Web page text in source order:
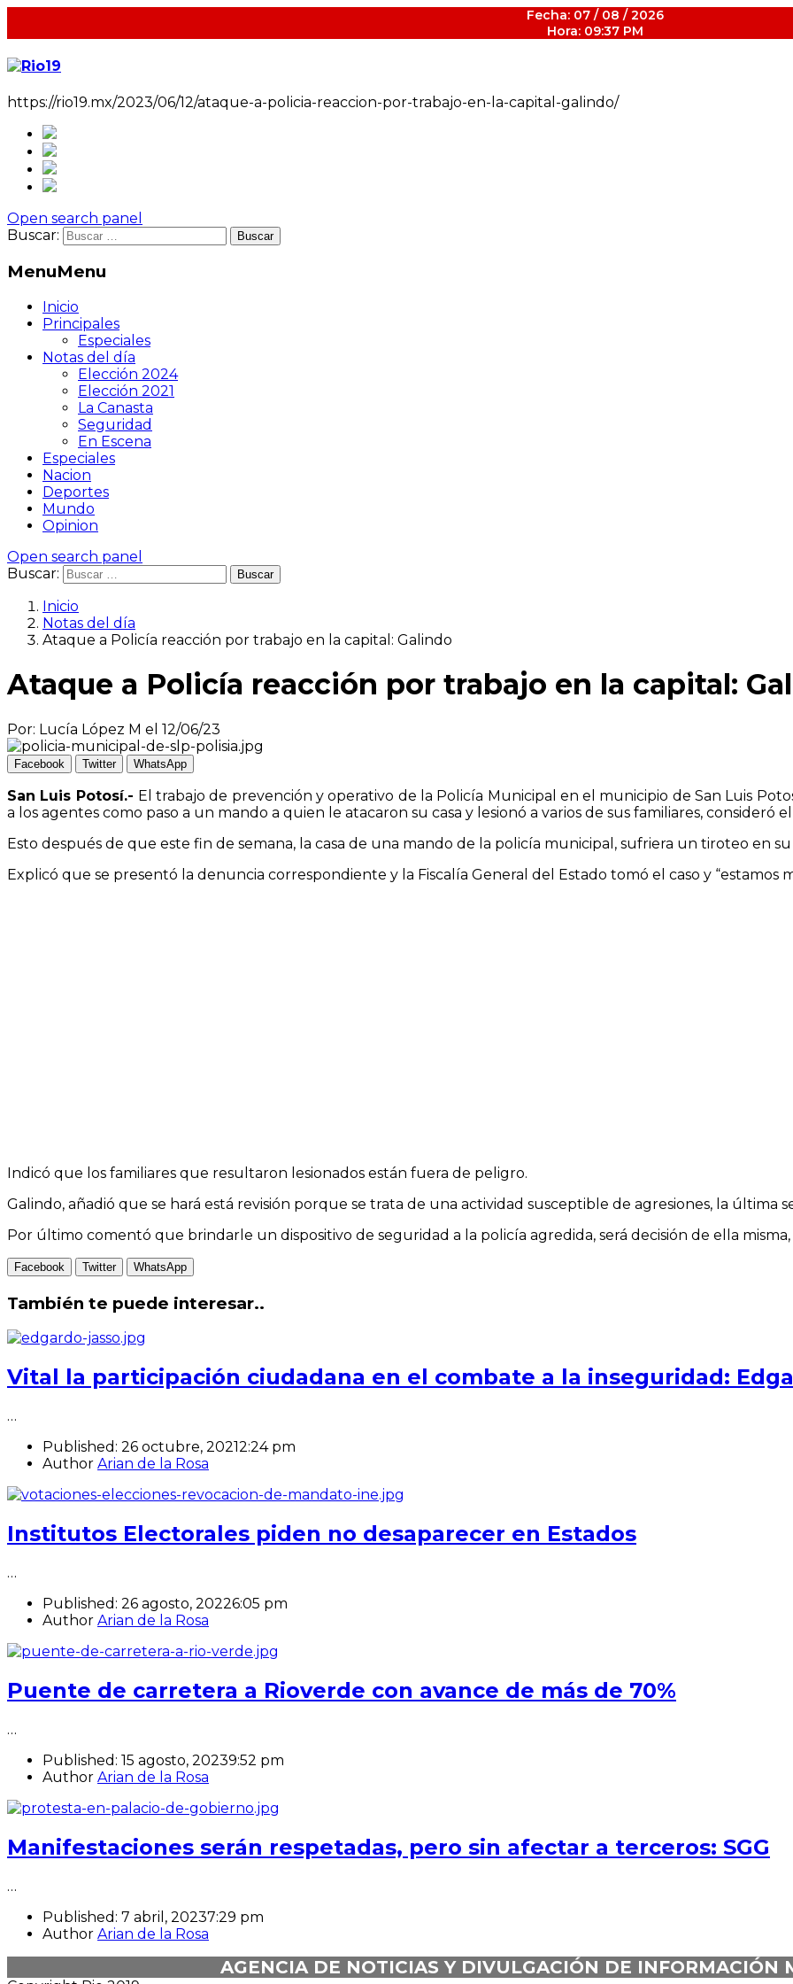
Fecha: 07 / 08 / 2026
Hora: 09:37 PM
https://rio19.mx/2023/06/12/ataque-a-policia-reaccion-por-trabajo-en-la-capital-galindo/
Open search panel
Buscar:
MenuMenu
Inicio
Principales
Especiales
Notas del día
Elección 2024
Elección 2021
La Canasta
Seguridad
En Escena
Especiales
Nacion
Deportes
Mundo
Opinion
Open search panel
Buscar:
Inicio
Notas del día
Ataque a Policía reacción por trabajo en la capital: Galindo
Ataque a Policía reacción por trabajo en la capital:
Por: Lucía López M el 12/06/23
Facebook Twitter WhatsApp
San Luis Potosí.- El trabajo de prevención y operativo de la Policía Municipal en el municipio de San Luis
a los agentes como paso a un mando a quien le atacaron su casa y lesionó a varios de sus familiares,
Esto después de que este fin de semana, la casa de una mando de la policía municipal, sufriera un tiroteo en
Explicó que se presentó la denuncia correspondiente y la Fiscalía General del Estado tomó el caso y “estamos
Indicó que los familiares que resultaron lesionados están fuera de peligro.
Galindo, añadió que se hará está revisión porque se trata de una actividad susceptible de agresiones, la última
Por último comentó que brindarle un dispositivo de seguridad a la policía agredida, será decisión de ella
Facebook Twitter WhatsApp
También te puede interesar..
Vital la participación ciudadana en el combate a la inseguridad:
…
Published: 26 octubre, 20212:24 pm
Author Arian de la Rosa
Institutos Electorales piden no desaparecer en Estados
…
Published: 26 agosto, 20226:05 pm
Author Arian de la Rosa
Puente de carretera a Rioverde con avance de más de 70%
…
Published: 15 agosto, 20239:52 pm
Author Arian de la Rosa
Manifestaciones serán respetadas, pero sin afectar a terceros: SGG
…
Published: 7 abril, 20237:29 pm
Author Arian de la Rosa
AGENCIA DE NOTICIAS Y DIVULGACIÓN DE INFORMACIÓN